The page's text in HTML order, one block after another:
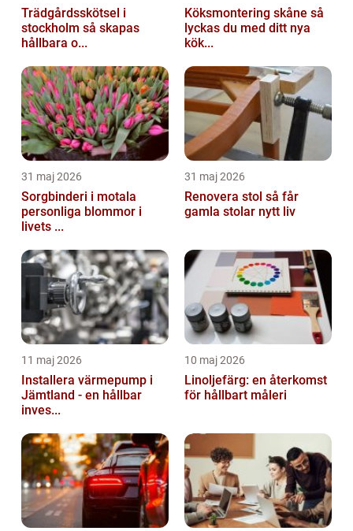
Trädgårdsskötsel i
stockholm så skapas
hållbara o...
Köksmontering skåne så
lyckas du med ditt nya
kök...
31 maj 2026
Sorgbinderi i motala
personliga blommor i
livets ...
31 maj 2026
Renovera stol så får
gamla stolar nytt liv
11 maj 2026
Installera värmepump i
Jämtland - en hållbar
inves...
10 maj 2026
Linoljefärg: en återkomst
för hållbart måleri